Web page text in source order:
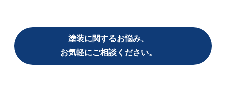
塗装に関するお悩み、
お気軽にご相談ください。